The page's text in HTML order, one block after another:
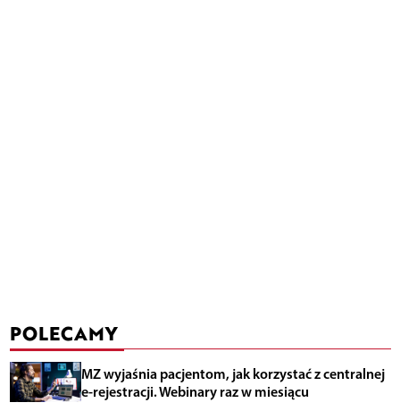
POLECAMY
MZ wyjaśnia pacjentom, jak korzystać z centralnej
e-rejestracji. Webinary raz w miesiącu